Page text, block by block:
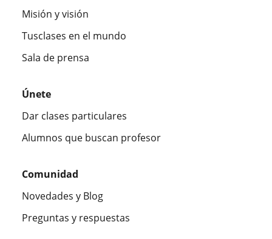
Misión y visión
Tusclases en el mundo
Sala de prensa
Únete
Dar clases particulares
Alumnos que buscan profesor
Comunidad
Novedades y Blog
Preguntas y respuestas